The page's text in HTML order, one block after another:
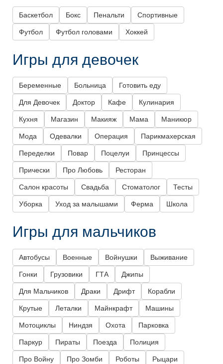
Баскетбол Бокс Пенальти Спортивные
Футбол Футбол головами Хоккей
Игры для девочек
Беременные Больница Готовить еду
Для Девочек Доктор Кафе Кулинария
Кухня Магазин Макияж Мама Маникюр
Мода Одевалки Операция Парикмахерская
Переделки Повар Поцелуи Принцессы
Прически Про Любовь Ресторан
Салон красоты Свадьба Стоматолог Тесты
Уборка Уход за малышами Ферма Школа
Игры для мальчиков
Автобусы Военные Войнушки Выживание
Гонки Грузовики ГТА Джипы
Для Мальчиков Драки Дрифт Корабли
Крутые Леталки Майнкрафт Машины
Мотоциклы Ниндзя Охота Парковка
Паркур Пираты Поезда Полиция
Про Войну Про Зомби Роботы Рыцари